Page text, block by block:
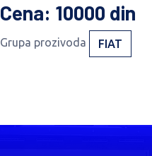
Cena: 10000 din
Grupa prozivoda FIAT